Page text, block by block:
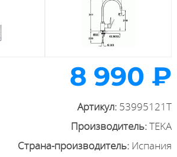
8 990 ₽
Артикул: 53995121T
Производитель:TEKA
Страна-производитель: Испания